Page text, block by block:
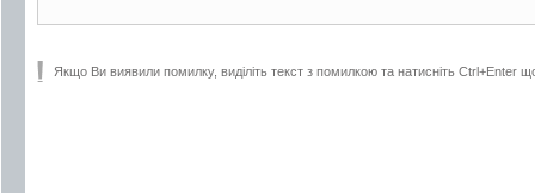
Якщо Ви виявили помилку, виділіть текст з помилкою та натисніть Ctrl+Enter